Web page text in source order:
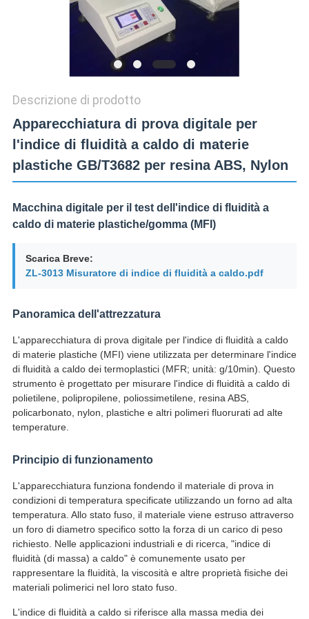
Descrizione di prodotto
Apparecchiatura di prova digitale per
l'indice di fluidità a caldo di materie
plastiche GB/T3682 per resina ABS, Nylon
Macchina digitale per il test dell'indice di fluidità a
caldo di materie plastiche/gomma (MFI)
Scarica Breve:
ZL-3013 Misuratore di indice di fluidità a caldo.pdf
Panoramica dell'attrezzatura
L'apparecchiatura di prova digitale per l'indice di fluidità a caldo
di materie plastiche (MFI) viene utilizzata per determinare l'indice
di fluidità a caldo dei termoplastici (MFR; unità: g/10min). Questo
strumento è progettato per misurare l'indice di fluidità a caldo di
polietilene, polipropilene, poliossimetilene, resina ABS,
policarbonato, nylon, plastiche e altri polimeri fluorurati ad alte
temperature.
Principio di funzionamento
L'apparecchiatura funziona fondendo il materiale di prova in
condizioni di temperatura specificate utilizzando un forno ad alta
temperatura. Allo stato fuso, il materiale viene estruso attraverso
un foro di diametro specifico sotto la forza di un carico di peso
richiesto. Nelle applicazioni industriali e di ricerca, "indice di
fluidità (di massa) a caldo" è comunemente usato per
rappresentare la fluidità, la viscosità e altre proprietà fisiche dei
materiali polimerici nel loro stato fuso.
L'indice di fluidità a caldo si riferisce alla massa media dei